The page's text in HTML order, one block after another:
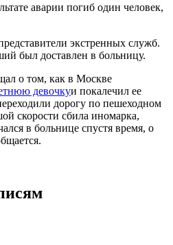
аварии погиб один человек,
экстренных служб.
был доставлен в больницу.
о том, как в Москве
девочкуи покалечил ее
дорогу по пешеходном
скорости сбила иномарка,
в больнице спустя время, о